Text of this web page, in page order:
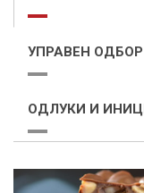
УПРАВЕН ОДБОР
ОДЛУКИ И